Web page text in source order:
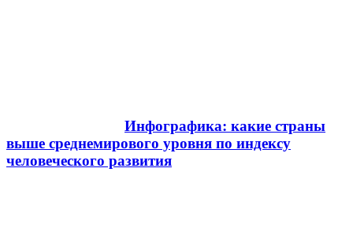
Инфографика: какие страны
выше среднемирового уровня по индексу
человеческого развития